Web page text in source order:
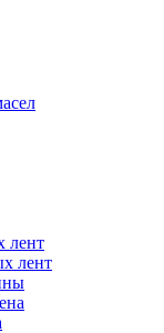
лент
лент